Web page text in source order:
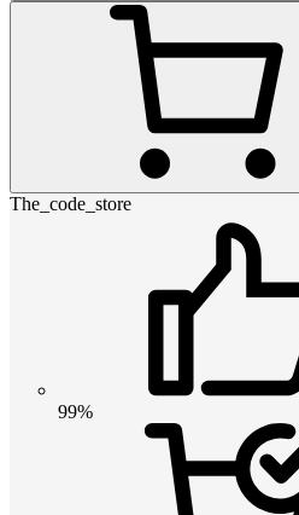
The_code_store
99%